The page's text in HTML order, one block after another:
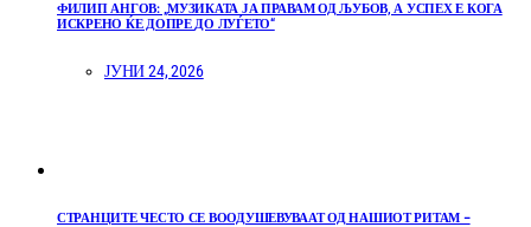
ФИЛИП АНГОВ: „МУЗИКАТА ЈА ПРАВАМ ОД ЉУБОВ, А УСПЕХ Е КОГА
ИСКРЕНО ЌЕ ДОПРЕ ДО ЛУЃЕТО“
ЈУНИ 24, 2026
СТРАНЦИТЕ ЧЕСТО СЕ ВООДУШЕВУВААТ ОД НАШИОТ РИТАМ –